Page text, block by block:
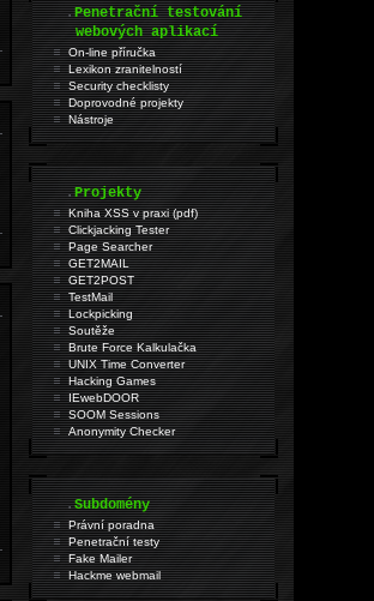
.Penetrační testování
webových aplikací
On-line příručka
Lexikon zranitelností
Security checklisty
Doprovodné projekty
Nástroje
.Projekty
Kniha XSS v praxi (pdf)
Clickjacking Tester
Page Searcher
GET2MAIL
GET2POST
TestMail
Lockpicking
Soutěže
Brute Force Kalkulačka
UNIX Time Converter
Hacking Games
IEwebDOOR
SOOM Sessions
Anonymity Checker
.Subdomény
Právní poradna
Penetrační testy
Fake Mailer
Hackme webmail